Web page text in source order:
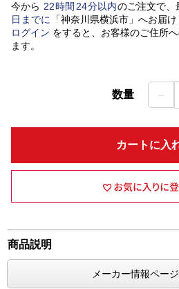
今から 22時間 24分以内のご注文で、
日 までに 「神奈川県横浜市」 へお届け
ログイン をすると、お客様のご住所
ます。
数量 －
カートに入
商品説明
メーカー情報ペー